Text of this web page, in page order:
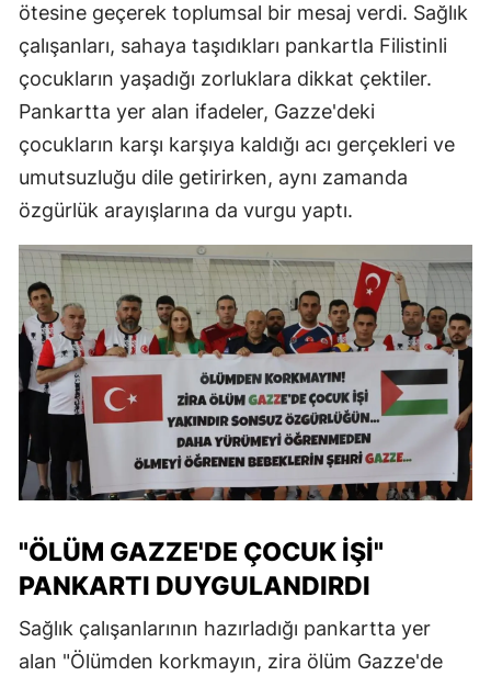
ötesine geçerek toplumsal bir mesaj verdi. Sağlık
çalışanları, sahaya taşıdıkları pankartla Filistinli
çocukların yaşadığı zorluklara dikkat çektiler.
Pankartta yer alan ifadeler, Gazze'deki
çocukların karşı karşıya kaldığı acı gerçekleri ve
umutsuzluğu dile getirirken, aynı zamanda
özgürlük arayışlarına da vurgu yaptı.
"ÖLÜM GAZZE'DE ÇOCUK İŞI"
PANKARTI DUYGULANDIRDI
Sağlık çalışanlarının hazırladığı pankartta yer
alan "Ölümden korkmayın, zira ölüm Gazze'de